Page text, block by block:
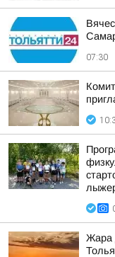
07:30
Жара